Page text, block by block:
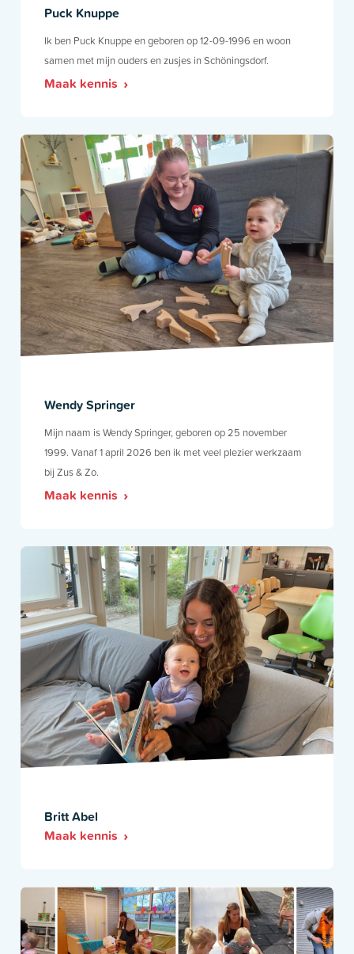
Puck Knuppe
Ik ben Puck Knuppe en geboren op 12-09-1996 en woon
samen met mijn ouders en zusjes in Schöningsdorf.
Maak kennis
Wendy Springer
Mijn naam is Wendy Springer, geboren op 25 november
1999. Vanaf 1 april 2026 ben ik met veel plezier werkzaam
bij Zus & Zo.
Maak kennis
Britt Abel
Maak kennis